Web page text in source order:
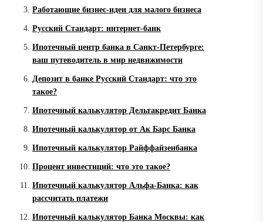
Работающие бизнес-идеи для малого бизнеса
Русский Стандарт: интернет-банк
Ипотечный центр банка в Санкт-Петербурге:
ваш путеводитель в мир недвижимости
Депозит в банке Русский Стандарт: что это
такое?
Ипотечный калькулятор Дельтакредит Банка
Ипотечный калькулятор от Ак Барс Банка
Ипотечный калькулятор Райффайзенбанка
Процент инвестиций: что это такое?
Ипотечный калькулятор Альфа-Банка: как
рассчитать платежи
Ипотечный калькулятор Банка Москвы: как